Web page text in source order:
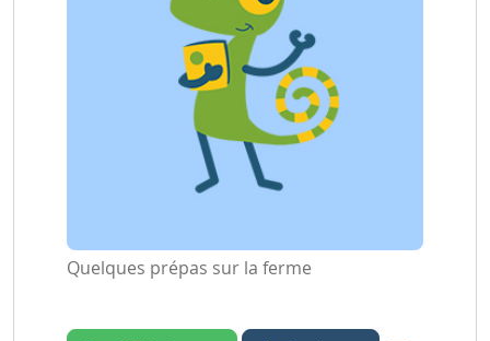
Quelques prépas sur la ferme